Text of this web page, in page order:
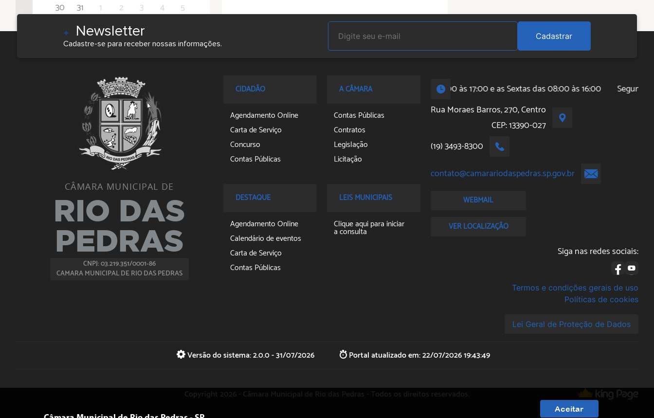
30
31 1 2 3 4 5
Newsletter
Cadastre-se para receber nossas informações.
Cadastrar
CÂMARA MUNICIPAL DE
RIO DAS
PEDRAS
CNPJ: 03.219.351/0001-86
CAMARA MUNICIPAL DE RIO DAS PEDRAS
CIDADÃO
Agendamento Online
Carta de Serviço
Concurso
Contas Públicas
Ouvidoria
Perguntas Frequentes
SAAE
Sic
A CÂMARA
Contas Públicas
Contratos
Legislação
Licitação
Perguntas Frequentes
Sic
DESTAQUE
Agendamento Online
Calendário de eventos
Carta de Serviço
Contas Públicas
Telefones Úteis
LEIS MUNICIPAIS
Clique aqui para iniciar
a consulta
Segunda à Quinta das 08:00 às 17:00 e as Sextas das 08:00 às 16:00
Segunda
Rua Moraes Barros, 270, Centro
CEP: 13390-027
(19) 3493-8300
contato@camarariodaspedras.sp.gov.br
WEBMAIL
VER LOCALIZAÇÃO
Siga nas redes sociais:
Termos e condições gerais de uso
Políticas de cookies
Lei Geral de Proteção de Dados
Versão do sistema: 2.0.0 - 31/07/2026 Portal atualizado em: 22/07/2026 19:43:49
Aceitar